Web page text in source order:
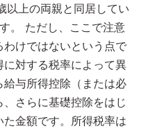
以上の両親と同居してい
。 ただし、ここで注意
けではないという点で
対する税率によって異
与所得控除（または必
さらに基礎控除をはじ
金額です。所得税率は